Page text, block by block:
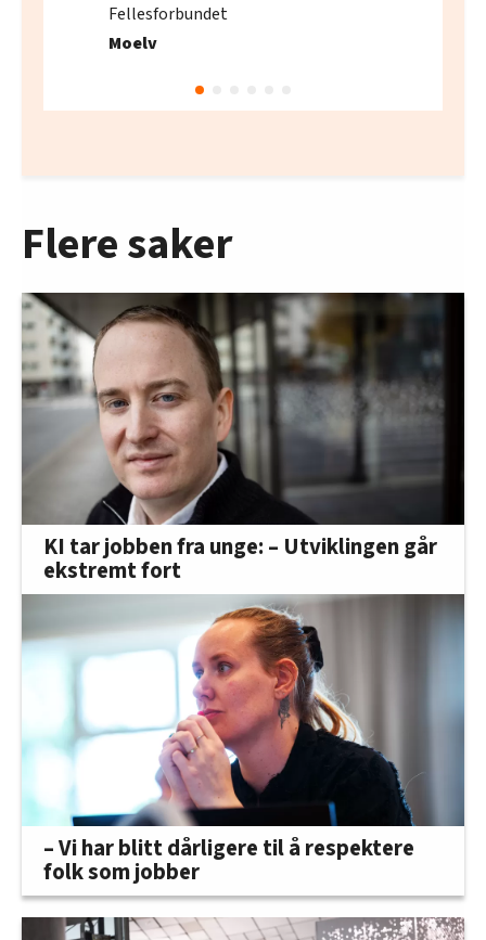
Fellesforbundet
Moelv
Flere saker
KI tar jobben fra unge: – Utviklingen går
ekstremt fort
– Vi har blitt dårligere til å respektere
folk som jobber